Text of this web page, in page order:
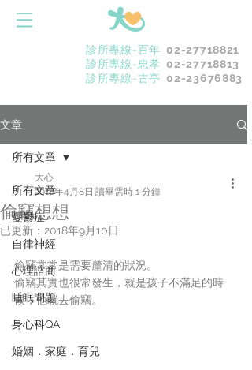
診所專線-百年 02-27718821
診所專線-忠孝
02-27718813
診所專線-古亭
02-23676883
文章
所有文章
憂鬱症
自律神經
心理諮商
睡眠問題
身心科QA
婚姻．家庭．育兒
所有文章
偷竊想想
大心
2018年4月8日 讀畢需時 1 分鐘
已更新： 2018年9月10日
偷竊常常是需要釐清的狀況。
偷竊其實也很常發生，就是孩子不滿足的時
候，他就去偷竊。